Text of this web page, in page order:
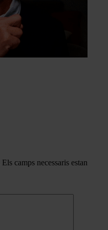
Els camps necessaris estan